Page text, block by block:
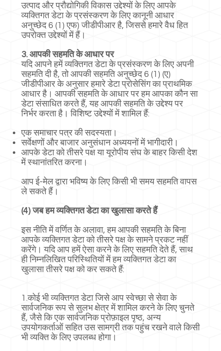
उत्पाद और प्रौद्योगिकी विकास उद्देश्यों के लिए आपके
व्यक्तिगत डेटा के प्रसंस्करण के लिए कानूनी आधार
अनुच्छेद 6 (1) एफ) जीडीपीआर है, जिससे हमारे वैध हित
उपरोक्त उद्देश्यों में हैं।
3. आपकी सहमति के आधार पर
यदि आपने हमें व्यक्तिगत डेटा के प्रसंस्करण के लिए अपनी
सहमति दी है, तो आपकी सहमति अनुच्छेद 6 (1) (ए)
जीडीपीआर के अनुसार हमारे डेटा प्रोसेसिंग का प्राथमिक
आधार है। आपकी सहमति के आधार पर हम आपका कौन सा
डेटा संसाधित करते हैं, यह आपकी सहमति के उद्देश्य पर
निर्भर करता है। विशिष्ट उद्देश्यों में शामिल हैं:
एक समाचार पत्र की सदस्यता।
सर्वेक्षणों और बाजार अनुसंधान अध्ययनों में भागीदारी।
आपके डेटा को तीसरे पक्ष या यूरोपीय संघ के बाहर किसी देश
में स्थानांतरित करना।
आप ई-मेल द्वारा भविष्य के लिए किसी भी समय सहमति वापस
ले सकते हैं।
(4) जब हम व्यक्तिगत डेटा का खुलासा करते हैं
इस नीति में वर्णित के अलावा, हम आपकी सहमति के बिना
आपके व्यक्तिगत डेटा को तीसरे पक्ष के सामने प्रकट नहीं
करेंगे। यदि आप हमें ऐसा करने के लिए सहमति देते हैं, साथ
ही निम्नलिखित परिस्थितियों में हम व्यक्तिगत डेटा का
खुलासा तीसरे पक्ष को कर सकते हैं:
1.कोई भी व्यक्तिगत डेटा जिसे आप स्वेच्छा से सेवा के
सार्वजनिक रूप से सुलभ क्षेत्र में शामिल करने के लिए चुनते
हैं, जैसे कि एक सार्वजनिक प्रोफ़ाइल पृष्ठ, अन्य
उपयोगकर्ताओं सहित उस सामग्री तक पहुंच रखने वाले किसी
भी व्यक्ति के लिए उपलब्ध होगा।